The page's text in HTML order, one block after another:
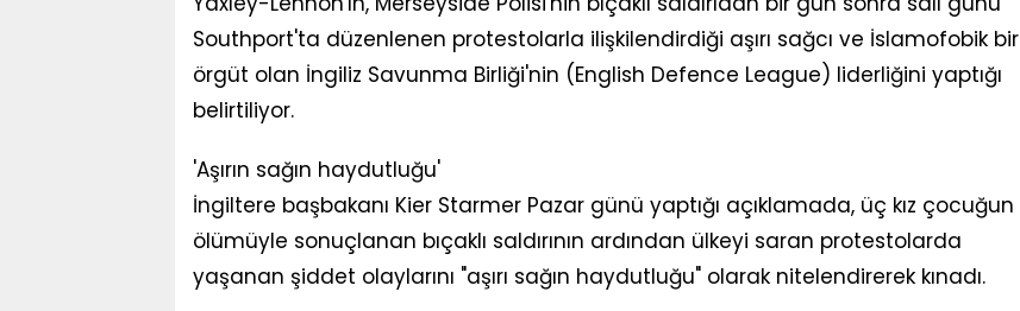
Southport'ta düzenlenen protestolarla ilişkilendirdiği aşırı sağcı ve İslamofobik bir
örgüt olan İngiliz Savunma Birliği'nin (English Defence League) liderliğini yaptığı
belirtiliyor.
'Aşırın sağın haydutluğu'
İngiltere başbakanı Kier Starmer Pazar günü yaptığı açıklamada, üç kız çocuğun
ölümüyle sonuçlanan bıçaklı saldırının ardından ülkeyi saran protestolarda
yaşanan şiddet olaylarını "aşırı sağın haydutluğu" olarak nitelendirerek kınadı.